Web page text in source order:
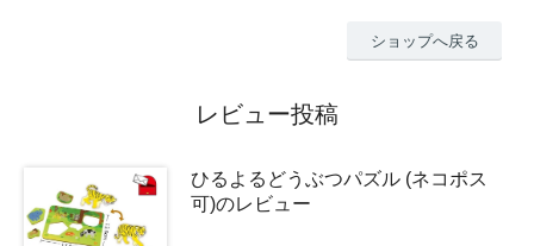
ショップへ戻る
レビュー投稿
ひるよるどうぶつパズル (ネコポス
可)のレビュー